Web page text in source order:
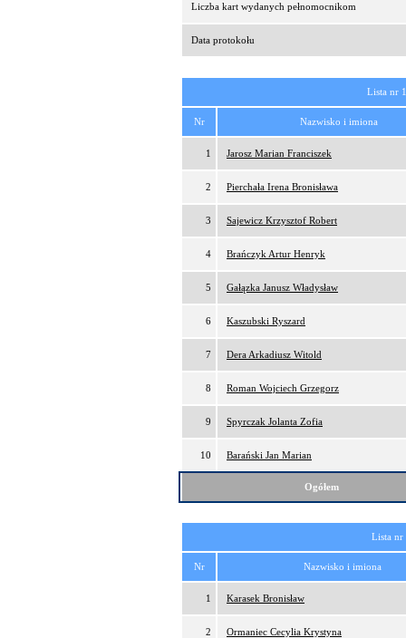
Liczba kart wydanych pełnomocnikom
Data protokołu
Lista nr
Nr Nazwisko i imiona
1 Jarosz Marian Franciszek
2 Pierchała Irena Bronisława
3 Sajewicz Krzysztof Robert
4 Brańczyk Artur Henryk
5 Gałązka Janusz Władysław
6 Kaszubski Ryszard
7 Dera Arkadiusz Witold
8 Roman Wojciech Grzegorz
9 Spyrczak Jolanta Zofia
10 Barański Jan Marian
Ogółem
Lista
Nr Nazwisko i imiona
1 Karasek Bronisław
2 Ormaniec Cecylia Krystyna